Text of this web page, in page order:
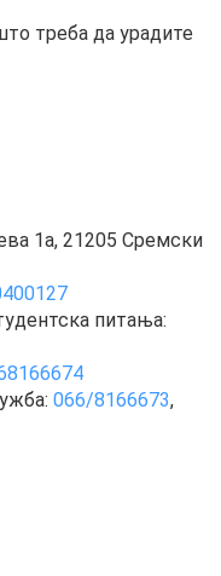
треба да урадите
1а, 21205 Сремски
питања:
066/8166673,